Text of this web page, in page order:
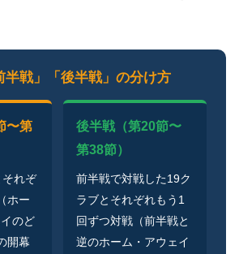
半戦」「後半戦」の分け方
〜第
れぞ
ホー
のど
開幕
後半戦（第20節〜
第38節）
前半戦で対戦した19ク
ラブとそれぞれもう1
回ずつ対戦（前半戦と
逆のホーム・アウェイ